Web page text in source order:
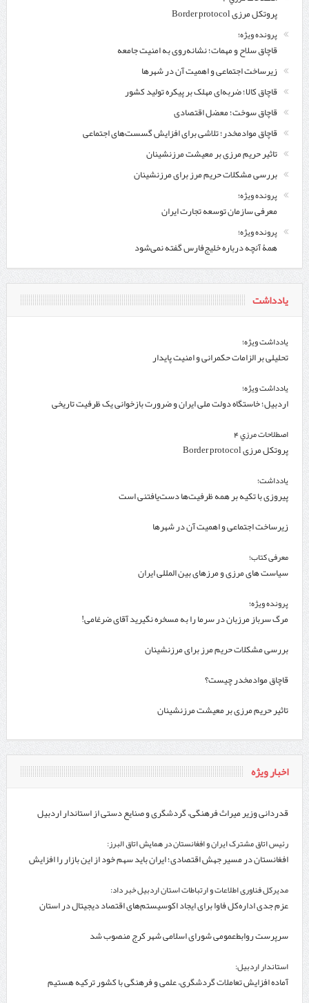
پروتکل مرزی Border protocol
پرونده ویژه؛
قاچاق سلاح و مهمات؛ نشانه‌روی به امنیت جامعه
زیرساخت اجتماعی و اهمیت آن در شهرها
قاچاق کالا؛ ضربه‌ای مهلک بر پیکره تولید کشور
قاچاق سوخت؛ معضل اقتصادی
قاچاق موادمخدر؛ تلاشی برای افزایش گسست‌های اجتماعی
تاثیر حریم مرزی بر معیشت مرزنشینان
بررسی مشکلات حریم مرز برای مرزنشینان
پرونده ویژه؛
معرفی سازمان توسعه تجارت ایران
پرونده ویژه؛
همۀ آنچه درباره خلیج‌‌فارس گفته نمی‌شود
یادداشت
یادداشت ویژه؛
تحلیلی بر الزامات حکمرانی و امنیت پایدار
یادداشت ویژه؛
اردبیل؛ خاستگاه دولت ملی ایران و ضرورت بازخوانی یک ظرفیت تاریخی
اصطلاحات مرزي 4
پروتکل مرزی Border protocol
یادداشت؛
پیروزی با تکیه بر همه ظرفیت‌ها دست‌یافتنی است
زیرساخت اجتماعی و اهمیت آن در شهرها
معرفی کتاب؛
سیاست های مرزی و مرزهای بین المللی ایران
پرونده ویژه؛
مرگ سرباز مرزبان در سرما را به مسخره نگیرید آقای ضرغامی!
بررسی مشکلات حریم مرز برای مرزنشینان
قاچاق موادمخدر چیست؟
تاثیر حریم مرزی بر معیشت مرزنشینان
اخبار ویژه
قدردانی وزیر میراث فرهنگی، گردشگری و صنایع دستی از استاندار اردبیل
رئیس اتاق مشترک ایران و افغانستان در همایش اتاق البرز:
افغانستان در مسیر جهش اقتصادی؛ ایران باید سهم خود از این بازار را افزایش
مدیرکل فناوری اطلاعات و ارتباطات استان اردبیل خبر داد:
عزم جدی اداره‌کل فاوا برای ایجاد اکوسیستم‌های اقتصاد دیجیتال در استان
سرپرست روابط‌عمومی شورای اسلامی شهر کرج منصوب شد
استاندار اردبیل:
آماده افزایش تعاملات گردشگری، علمی و فرهنگی با کشور ترکیه هستیم